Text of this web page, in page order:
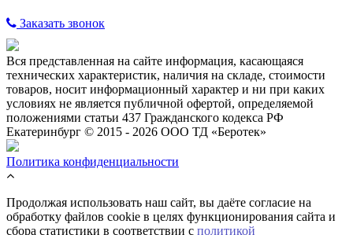
Заказать звонок
Вся представленная на сайте информация, касающаяся
технических характеристик, наличия на складе, стоимости
товаров, носит информационный характер и ни при каких
условиях не является публичной офертой, определяемой
положениями статьи 437 Гражданского кодекса РФ
Екатеринбург © 2015 - 2026 ООО ТД «Беротек»
Политика конфиденциальности
Продолжая использовать наш сайт, вы даёте согласие на
обработку файлов cookie в целях функционирования сайта и
сбора статистики в соответствии с политикой